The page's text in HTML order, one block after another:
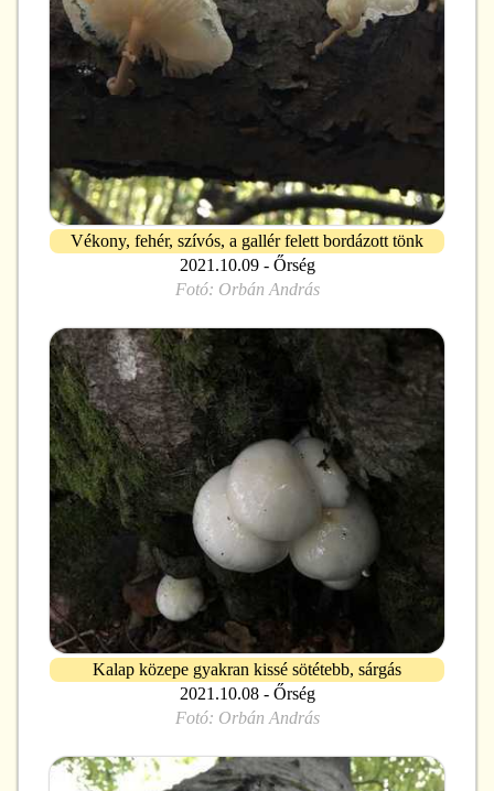
Vékony, fehér, szívós, a gallér felett bordázott tönk
2021.10.09 - Őrség
Fotó: Orbán András
Kalap közepe gyakran kissé sötétebb, sárgás
2021.10.08 - Őrség
Fotó: Orbán András